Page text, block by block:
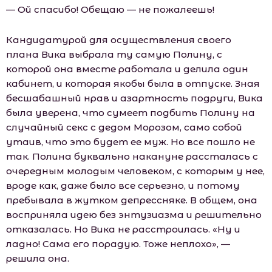
— Ой спасибо! Обещаю — не пожалеешь!
Кандидатурой для осуществления своего
плана Вика выбрала ту самую Полину, с
которой она вместе работала и делила один
кабинет, и которая якобы была в отпуске. Зная
бесшабашный нрав и азартность подруги, Вика
была уверена, что сумеет подбить Полину на
случайный секс с дедом Морозом, само собой
утаив, что это будет ее муж. Но все пошло не
так. Полина буквально накануне рассталась с
очередным молодым человеком, с которым у нее,
вроде как, даже было все серьезно, и потому
пребывала в жутком депрессняке. В общем, она
восприняла идею без энтузиазма и решительно
отказалась. Но Вика не расстроилась. «Ну и
ладно! Сама его порадую. Тоже неплохо», —
решила она.